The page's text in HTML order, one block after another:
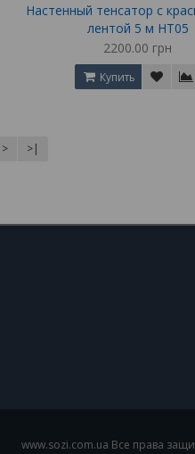
Настенный тенсатор с
лентой 5 м НТ05
2200.00 грн
Купить
> >|
www.sozi.com.ua Все права